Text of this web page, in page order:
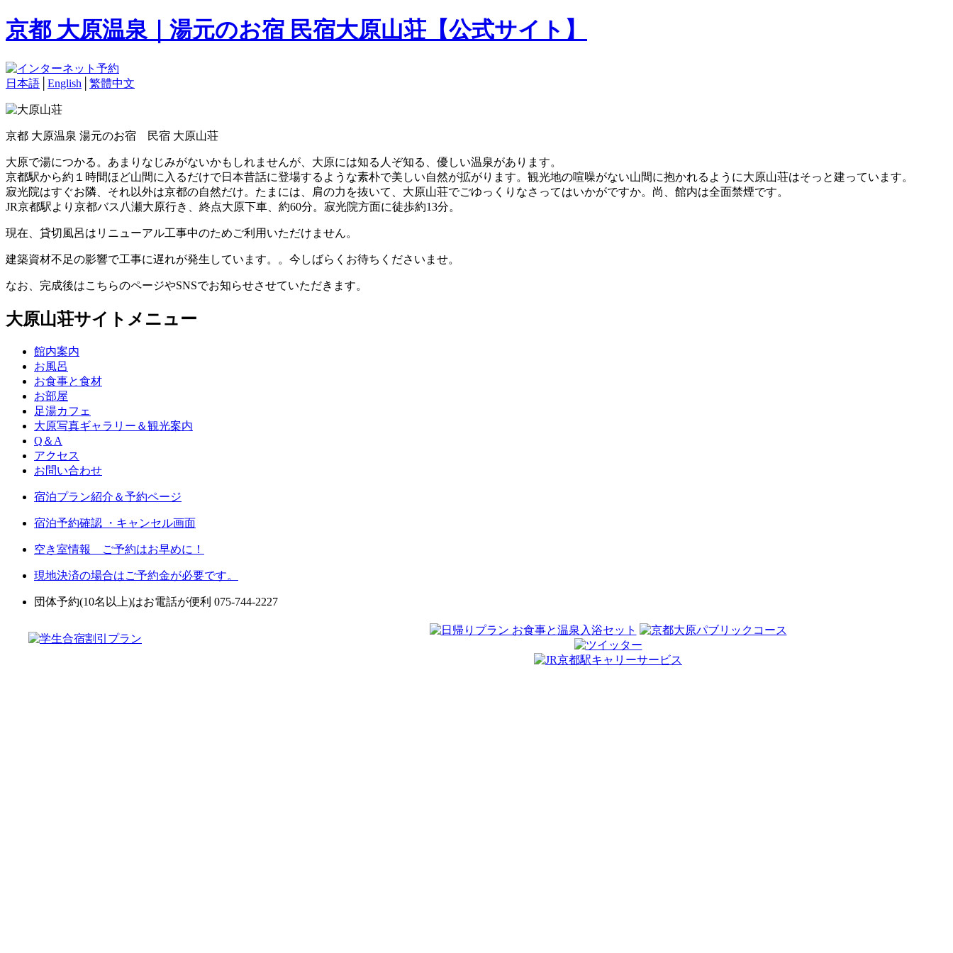
京都 大原温泉｜湯元のお宿 民宿大原山荘【公式サイト】
日本語 English 繁體中文
京都 大原温泉 湯元のお宿 民宿 大原山荘
大原で湯につかる。あまりなじみがないかもしれませんが、大原には知る人ぞ知る、優しい温泉があります。
京都駅から約１時間ほど山間に入るだけで日本昔話に登場するような素朴で美しい自然が拡がります。観光地の喧噪がない山間に抱かれるように大原山荘はそっと建っています。
寂光院はすぐお隣、それ以外は京都の自然だけ。たまには、肩の力を抜いて、大原山荘でごゆっくりなさってはいかがですか。尚、館内は全面禁煙です。
JR京都駅より京都バス八瀬大原行き、終点大原下車、約60分。寂光院方面に徒歩約13分。
現在、貸切風呂はリニューアル工事中のためご利用いただけません。
建築資材不足の影響で工事に遅れが発生しています。。今しばらくお待ちくださいませ。
なお、完成後はこちらのページやSNSでお知らせさせていただきます。
大原山荘サイトメニュー
館内案内
お風呂
お食事と食材
お部屋
足湯カフェ
大原写真ギャラリー＆観光案内
Q＆A
アクセス
お問い合わせ
宿泊プラン紹介＆予約ページ
宿泊予約確認 ・キャンセル画面
空き室情報 ご予約はお早めに！
現地決済の場合はご予約金が必要です。
団体予約(10名以上)はお電話が便利 075-744-2227